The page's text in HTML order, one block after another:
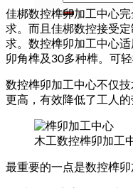
for:
佳梆数控榫卯加工中心
求。而且佳梆数控接受
求。数控榫卯加工中心
卯角榫及30多种榫。可
数控榫卯加工中心不仅
更高，有效降低了工人
木工数控榫卯加工
最重要的一点是数控榫